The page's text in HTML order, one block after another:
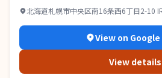
北海道札幌市中央区南16条西6丁目2-10
View on Google
View details